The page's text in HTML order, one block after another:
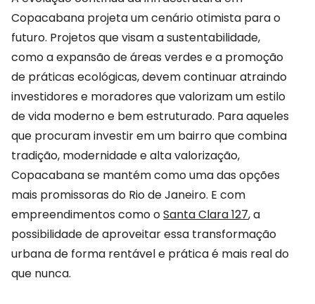
Copacabana projeta um cenário otimista para o
futuro. Projetos que visam a sustentabilidade,
como a expansão de áreas verdes e a promoção
de práticas ecológicas, devem continuar atraindo
investidores e moradores que valorizam um estilo
de vida moderno e bem estruturado. Para aqueles
que procuram investir em um bairro que combina
tradição, modernidade e alta valorização,
Copacabana se mantém como uma das opções
mais promissoras do Rio de Janeiro. E com
empreendimentos como oSanta Clara 127, a
possibilidade de aproveitar essa transformação
urbana de forma rentável e prática é mais real do
que nunca.